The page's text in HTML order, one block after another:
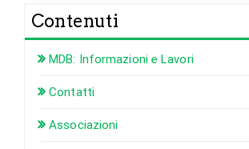
Contenuti
MDB: Informazioni e Lavori
Contatti
Associazioni